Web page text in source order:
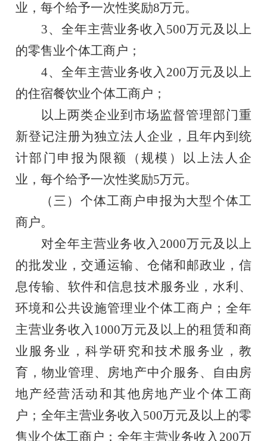
业，每个给予一次性奖励8万元。
3、全年主营业务收入 500万元及以上
的零售业个体工商户；
4、全年主营业务收入 200万元及以上
的住宿餐饮业个体工商户；
以上两类企业到市场监督管理部门重
新登记注册为独立法人企业，且年内到统
计部门申报为限额（规模）以上法人企
业，每个给予一次性奖励5万元。
（三） 个体工商户申报为大型个体工
商户。
对全年主营业务收入 2000万元及以上
的批发业 ，交通运输、仓储和邮政业，信
息传输、软件和信息技术服务业，水利、
环境和公共设施管理业个体工商户 ；全年
主营业务收入 1000万元及以上的租赁和商
业服务业，科学研究和技术服务业，教
育，物业管理、房地产中介服务、自由房
地产经营活动和其他房地产业个体工商
户 ； 全年主营业务收入 500万元及以上的零
售业个体工商户 ； 全年主营业务收入 200万